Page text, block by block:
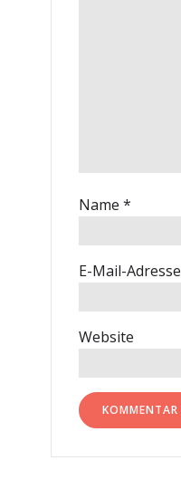
Name *
E-Mail-Adresse
Website